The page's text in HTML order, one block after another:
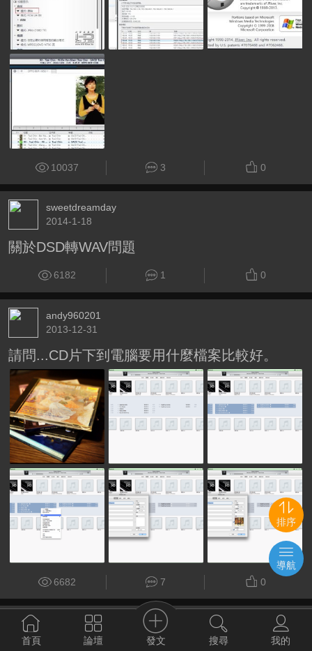
10037 3 0
sweetdreamday
2014-1-18
關於DSD轉WAV問題
6182 1 0
andy960201
2013-12-31
請問...CD片下到電腦要用什麼檔案比較好。
6682 7 0
makeover1986
2014-3-8
#好碟推薦
首頁
論壇 發文 搜尋 我的
排序
導航